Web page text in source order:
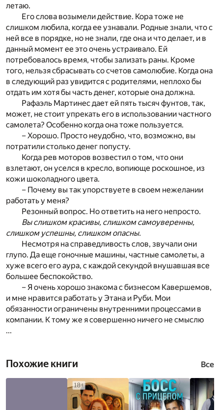
летаю.
Его слова возымели действие. Кора тоже не
слишком любила, когда ее узнавали. Родные знали, что с
ней все в порядке, но не знали, где она и что делает, и в
данный момент ее это очень устраивало. Ей
потребовалось время, чтобы зализать раны. Кроме
того, нельзя сбрасывать со счетов самолюбие. Когда она
в следующий раз увидится с родителями, неплохо бы
отдать им хотя бы часть денег, которые она должна.
Рафаэль Мартинес дает ей пять тысяч фунтов, так,
может, не стоит упрекать его в использовании частного
самолета? Особенно когда она тоже пользуется.
– Хорошо. Просто неудобно, что, возможно, вы
потратили столько денег попусту.
Когда рев моторов возвестил о том, что они
взлетают, он уселся в кресло, вопиюще роскошное, из
кожи шоколадного цвета.
– Почему вы так упорствуете в своем нежелании
работать у меня?
Резонный вопрос. Но ответить на него непросто.
Вы слишком красивы, слишком самоуверенны,
слишком успешны, слишком опасны.
Несмотря на справедливость слов, звучали они
глупо. Да еще гоночные машины, частные самолеты, а
хуже всего его аура, с каждой секундой внушавшая все
большее беспокойство.
– Я очень хорошо знакома с бизнесом Кавершемов,
и мне нравится работать у Этана и Руби. Мои
обязанности ограничены внутренними процессами в
компании. К тому же я совершенно ничего не смыслю
...
Похожие книги Все